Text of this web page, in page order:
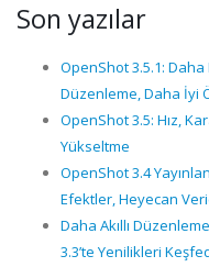
Son yazılar
OpenShot 3.5.1: Daha
Düzenleme, Daha İyi
OpenShot 3.5: Hız,
Yükseltme
OpenShot 3.4
Efektler, Heyecan
Daha Akıllı
3.3’te Yenilikleri